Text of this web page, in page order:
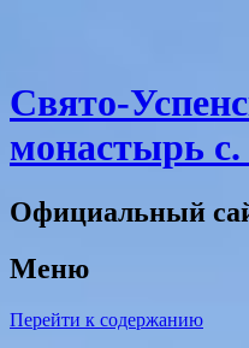
Свято-
монастырь с.
Официальный
Меню
Перейти к содержанию